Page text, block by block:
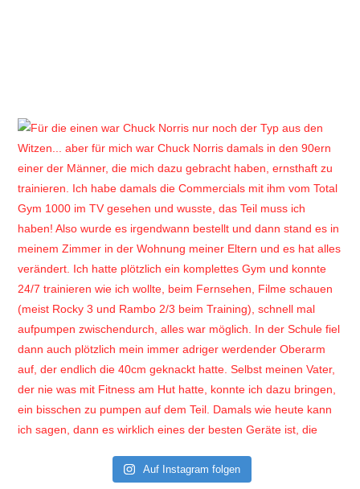
Auf Instagram folgen